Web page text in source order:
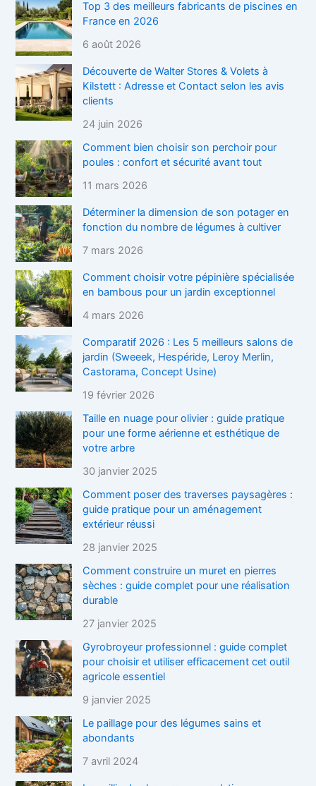
Top 3 des meilleurs fabricants de piscines en
France en 2026
6 août 2026
Découverte de Walter Stores & Volets à
Kilstett : Adresse et Contact selon les avis
clients
24 juin 2026
Comment bien choisir son perchoir pour
poules : confort et sécurité avant tout
11 mars 2026
Déterminer la dimension de son potager en
fonction du nombre de légumes à cultiver
7 mars 2026
Comment choisir votre pépinière spécialisée
en bambous pour un jardin exceptionnel
4 mars 2026
Comparatif 2026 : Les 5 meilleurs salons de
jardin (Sweeek, Hespéride, Leroy Merlin,
Castorama, Concept Usine)
19 février 2026
Taille en nuage pour olivier : guide pratique
pour une forme aérienne et esthétique de
votre arbre
30 janvier 2025
Comment poser des traverses paysagères :
guide pratique pour un aménagement
extérieur réussi
28 janvier 2025
Comment construire un muret en pierres
sèches : guide complet pour une réalisation
durable
27 janvier 2025
Gyrobroyeur professionnel : guide complet
pour choisir et utiliser efficacement cet outil
agricole essentiel
9 janvier 2025
Le paillage pour des légumes sains et
abondants
7 avril 2024